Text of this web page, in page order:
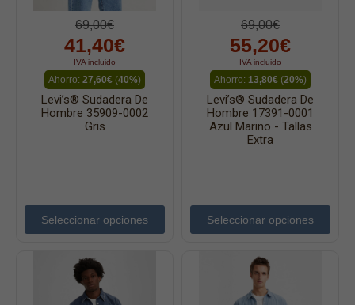
69,00€
41,40€
IVA incluido
Ahorro: 27,60€ (40%)
Levi’s® Sudadera De
Hombre 35909-0002
Gris
Seleccionar opciones
69,00€
55,20€
IVA incluido
Ahorro: 13,80€ (20%)
Levi’s® Sudadera De
Hombre 17391-0001
Azul Marino - Tallas
Extra
Seleccionar opciones